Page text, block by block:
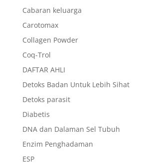
Cabaran keluarga
Carotomax
Collagen Powder
Coq-Trol
DAFTAR AHLI
Detoks Badan Untuk Lebih Sihat
Detoks parasit
Diabetis
DNA dan Dalaman Sel Tubuh
Enzim Penghadaman
ESP